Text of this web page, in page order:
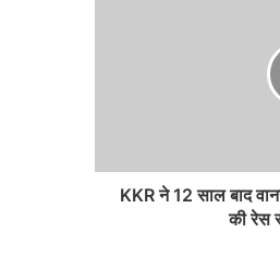
KKR ने 12 साल बाद
की रेस